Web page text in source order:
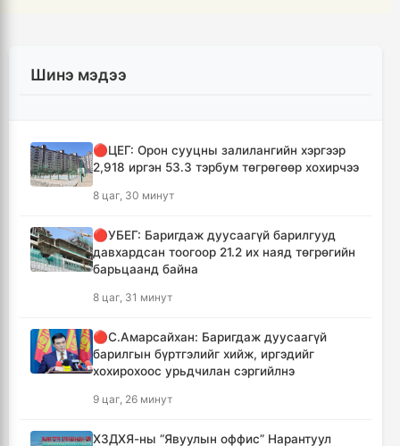
Шинэ мэдээ
🔴ЦЕГ: Орон сууцны залилангийн хэргээр
2,918 иргэн 53.3 тэрбум төгрөгөөр хохирчээ
8 цаг, 30 минут
🔴УБЕГ: Баригдаж дуусаагүй барилгууд
давхардсан тоогоор 21.2 их наяд төгрөгийн
барьцаанд байна
8 цаг, 31 минут
🔴С.Амарсайхан: Баригдаж дуусаагүй
барилгын бүртгэлийг хийж, иргэдийг
хохирохоос урьдчилан сэргийлнэ
9 цаг, 26 минут
ХЗДХЯ-ны “Явуулын оффис” Нарантуул